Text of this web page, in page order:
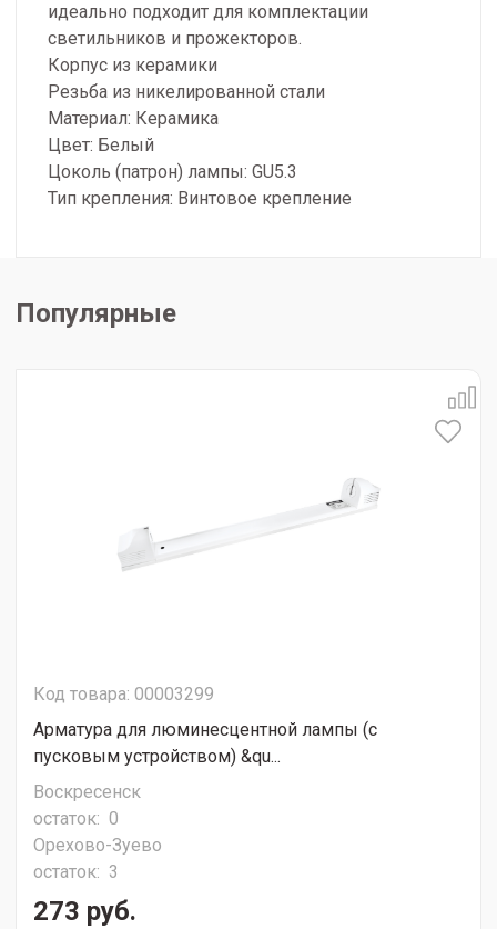
идеально подходит для комплектации
светильников и прожекторов.
Корпус из керамики
Резьба из никелированной стали
Материал: Керамика
Цвет: Белый
Цоколь (патрон) лампы: GU5.3
Тип крепления: Винтовое крепление
Популярные
Код товара: 00003299
Арматура для люминесцентной лампы (с
пусковым устройством) &qu...
Воскресенск
остаток: 0
Орехово-Зуево
остаток: 3
273 руб.